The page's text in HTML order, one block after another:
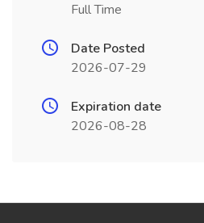
Full Time
Date Posted
2026-07-29
Expiration date
2026-08-28